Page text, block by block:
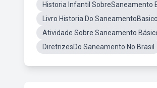
Historia Infantil SobreSaneamento
Livro Historia Do
Atividade Sobre Saneamento
DiretrizesDo Saneamento No Brasil